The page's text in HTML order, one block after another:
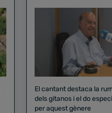
El cantant destaca la
dels gitanos i el do
per aquest gènere